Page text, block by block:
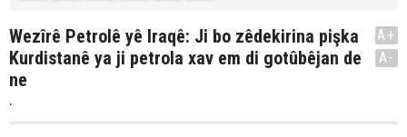
Wezîrê Petrolê yê Iraqê: Ji bo zêdekirina pişka
Kurdistanê ya ji petrola xav em di gotûbêjan de
ne
.
A+
A-